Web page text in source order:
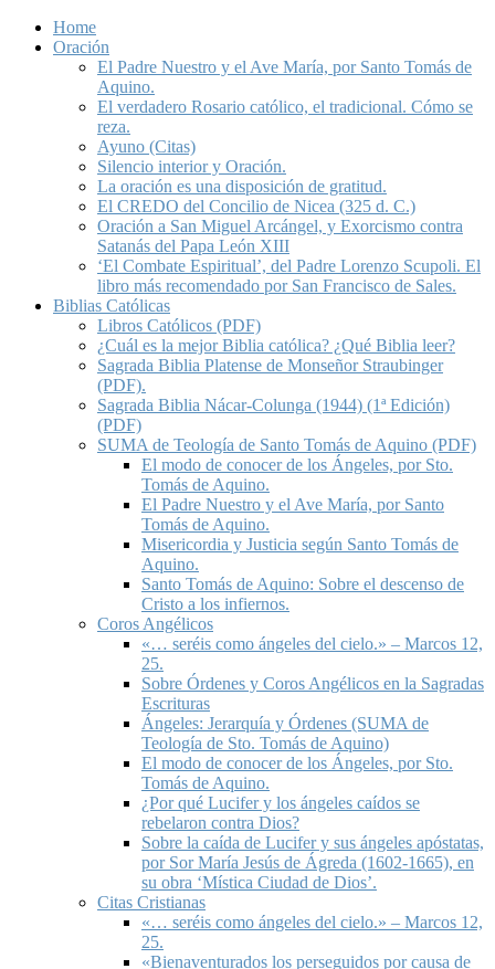
Home
Oración
El Padre Nuestro y el Ave María, por Santo Tomás de
Aquino.
El verdadero Rosario católico, el tradicional. Cómo se
reza.
Ayuno (Citas)
Silencio interior y Oración.
La oración es una disposición de gratitud.
El CREDO del Concilio de Nicea (325 d. C.)
Oración a San Miguel Arcángel, y Exorcismo contra
Satanás del Papa León XIII
‘El Combate Espiritual’, del Padre Lorenzo Scupoli. El
libro más recomendado por San Francisco de Sales.
Biblias Católicas
Libros Católicos (PDF)
¿Cuál es la mejor Biblia católica? ¿Qué Biblia leer?
Sagrada Biblia Platense de Monseñor Straubinger
(PDF).
Sagrada Biblia Nácar-Colunga (1944) (1ª Edición)
(PDF)
SUMA de Teología de Santo Tomás de Aquino (PDF)
El modo de conocer de los Ángeles, por Sto.
Tomás de Aquino.
El Padre Nuestro y el Ave María, por Santo
Tomás de Aquino.
Misericordia y Justicia según Santo Tomás de
Aquino.
Santo Tomás de Aquino: Sobre el descenso de
Cristo a los infiernos.
Coros Angélicos
«… seréis como ángeles del cielo.» – Marcos 12,
25.
Sobre Órdenes y Coros Angélicos en la Sagradas
Escrituras
Ángeles: Jerarquía y Órdenes (SUMA de
Teología de Sto. Tomás de Aquino)
El modo de conocer de los Ángeles, por Sto.
Tomás de Aquino.
¿Por qué Lucifer y los ángeles caídos se
rebelaron contra Dios?
Sobre la caída de Lucifer y sus ángeles apóstatas,
por Sor María Jesús de Ágreda (1602-1665), en
su obra ‘Mística Ciudad de Dios’.
Citas Cristianas
«… seréis como ángeles del cielo.» – Marcos 12,
25.
«Bienaventurados los perseguidos por causa de